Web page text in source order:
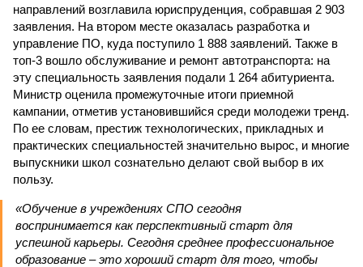
направлений возглавила юриспруденция, собравшая 2 903
заявления. На втором месте оказалась разработка и
управление ПО, куда поступило 1 888 заявлений. Также в
топ-3 вошло обслуживание и ремонт автотранспорта: на
эту специальность заявления подали 1 264 абитуриента.
Министр оценила промежуточные итоги приемной
кампании, отметив установившийся среди молодежи тренд.
По ее словам, престиж технологических, прикладных и
практических специальностей значительно вырос, и многие
выпускники школ сознательно делают свой выбор в их
пользу.
«Обучение в учреждениях СПО сегодня
воспринимается как перспективный старт для
успешной карьеры. Сегодня среднее профессиональное
образование – это хороший старт для того, чтобы